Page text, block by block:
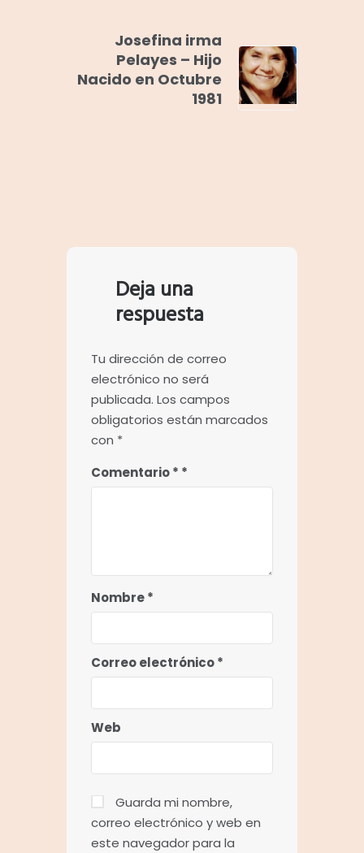
Josefina irma
Pelayes – Hijo
Nacido en Octubre
1981
Deja una
respuesta
Tu dirección de correo
electrónico no será
publicada. Los campos
obligatorios están marcados
con *
Comentario*
Nombre*
Correo electrónico*
Web
Guarda mi nombre,
correo electrónico y web en
este navegador para la